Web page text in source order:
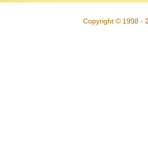
Copyright © 1998 -